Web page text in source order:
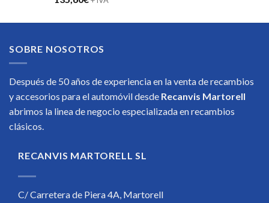
SOBRE NOSOTROS
Después de 50 años de experiencia en la venta de recambios
y accesorios para el automóvil desde Recanvis Martorell
abrimos la linea de negocio especializada en recambios
clásicos.
RECANVIS MARTORELL SL
C/ Carretera de Piera 4A, Martorell